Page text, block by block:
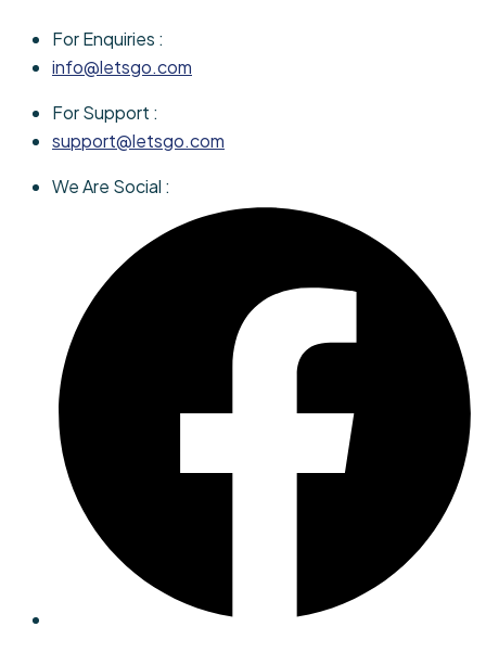
For Enquiries :
info@letsgo.com
For Support :
support@letsgo.com
We Are Social :